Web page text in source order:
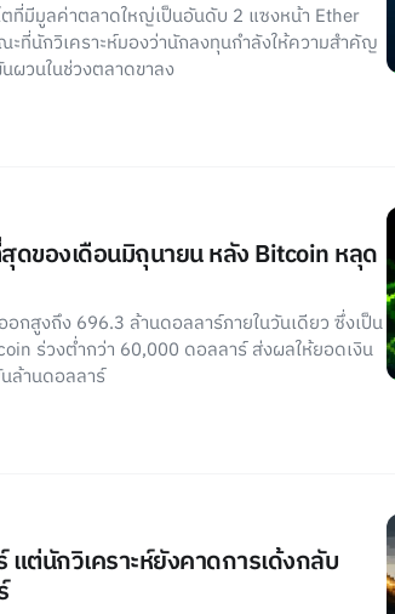
ที่มีมูลค่าตลาดใหญ่เป็นอันดับ 2 แซงหน้า Ether
ที่นักวิเคราะห์มองว่านักลงทุนกำลังให้ความสำคัญ
วนในช่วงตลาดขาลง
ดของเดือนมิถุนายน หลัง Bitcoin หลุด
กสูงถึง 696.3 ล้านดอลลาร์ภายในวันเดียว ซึ่งเป็น
ร่วงต่ำกว่า 60,000 ดอลลาร์ ส่งผลให้ยอดเงิน
ล้านดอลลาร์
ต่นักวิเคราะห์ยังคาดการเด้งกลับ